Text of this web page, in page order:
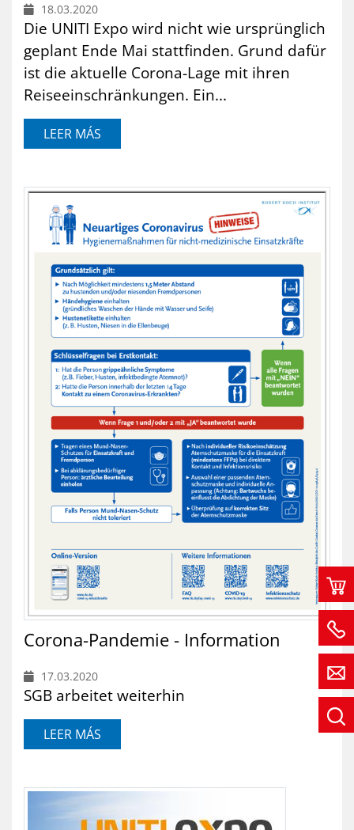
18.03.2020
Die UNITI Expo wird nicht wie ursprünglich
geplant Ende Mai stattfinden. Grund dafür
ist die aktuelle Corona-Lage mit ihren
Reiseeinschränkungen. Ein...
LEER MÁS
Corona-Pandemie - Information
17.03.2020
SGB arbeitet weiterhin
LEER MÁS